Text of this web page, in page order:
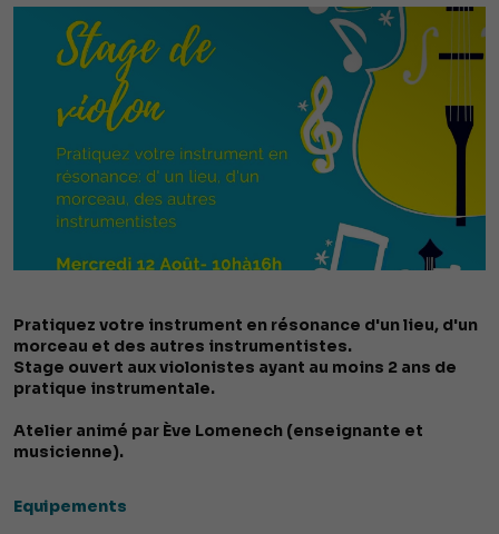
Pratiquez votre instrument en résonance d'un lieu, d'un
morceau et des autres instrumentistes.
Stage ouvert aux violonistes ayant au moins 2 ans de
pratique instrumentale.
Atelier animé par Ève Lomenech (enseignante et
musicienne).
Equipements